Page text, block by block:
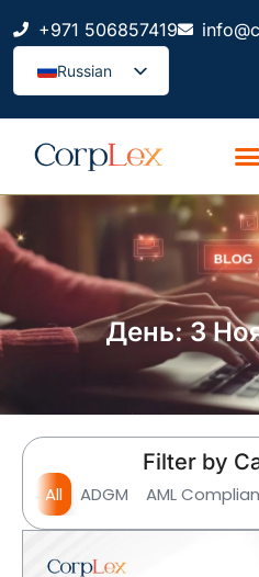
+971 506857419
Russian
День: 3
Filter by
ADGM AML
All